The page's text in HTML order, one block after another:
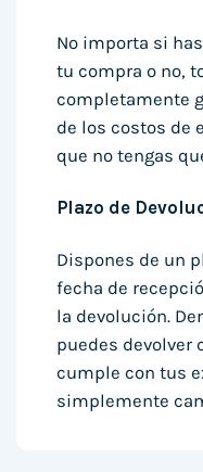
No importa si
tu compra o no,
completamente
de los costos de
que no tengas
Plazo de
Dispones de un
fecha de
la devolución.
puedes devolver
cumple con tus
simplemente